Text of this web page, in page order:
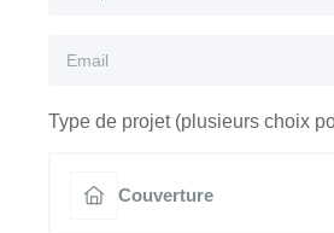
Type de projet (plusieurs choix
Couverture